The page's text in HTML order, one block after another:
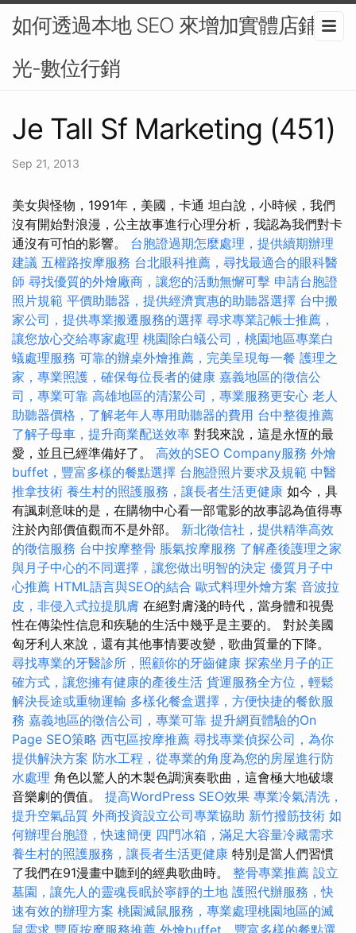
如何透過本地 SEO 來增加實體店鋪曝
光-數位行銷
Je Tall Sf Marketing (451)
Sep 21, 2013
美女與怪物，1991年，美國，卡通 坦白說，小時候，我們
沒有開始對浪漫，公主故事進行心理分析，我認為我們對卡
通沒有可怕的影響。 台胞證過期怎麼處理，提供續期辦理
建議 五權路按摩服務 台北眼科推薦，尋找最適合的眼科醫
師 尋找優質的外燴廠商，讓您的活動無懈可擊 申請台胞證
照片規範 平價助聽器，提供經濟實惠的助聽器選擇 台中搬
家公司，提供專業搬遷服務的選擇 尋求專業記帳士推薦，
讓您放心交給專家處理 桃園除白蟻公司，桃園地區專業白
蟻處理服務 可靠的辦桌外燴推薦，完美呈現每一餐 護理之
家，專業照護，確保每位長者的健康 嘉義地區的徵信公
司，專業可靠 高雄地區的清潔公司，專業服務更安心 老人
助聽器價格，了解老年人專用助聽器的費用 台中整復推薦
了解子母車，提升商業配送效率 對我來說，這是永恆的最
愛，並且已經準備好了。 高效的SEO Company服務 外燴
buffet，豐富多樣的餐點選擇 台胞證照片要求及規範 中醫
推拿技術 養生村的照護服務，讓長者生活更健康 如今，具
有諷刺意味的是，在購物中心看一部電影的故事認為值得專
注於內部價值觀而不是外部。 新北徵信社，提供精準高效
的徵信服務 台中按摩整骨 脹氣按摩服務 了解產後護理之家
與月子中心的不同選擇，讓您做出明智的決定 優質月子中
心推薦 HTML語言與SEO的結合 歐式料理外燴方案 音波拉
皮，非侵入式拉提肌膚 在絕對膚淺的時代，當身體和視覺
性在傳染性信息和疾馳的生活中幾乎是主要的。 對於美國
匈牙利人來說，還有其他事情要改變，歌曲質量的下降。
尋找專業的牙醫診所，照顧你的牙齒健康 探索坐月子的正
確方式，讓您擁有健康的產後生活 貨運服務全方位，輕鬆
解決長途或重物運輸 多樣化餐盒選擇，方便快捷的餐飲服
務 嘉義地區的徵信公司，專業可靠 提升網頁體驗的On
Page SEO策略 西屯區按摩推薦 尋找專業偵探公司，為你
提供解決方案 防水工程，從專業的角度為您的房屋進行防
水處理 角色以驚人的木製色調演奏歌曲，這會極大地破壞
音樂劇的價值。 提高WordPress SEO效果 專業冷氣清洗，
提升空氣品質 外商投資設立公司專業協助 新竹撥筋技術 如
何辦理台胞證，快速簡便 四門冰箱，滿足大容量冷藏需求
養生村的照護服務，讓長者生活更健康 特別是當人們習慣
了我們在91漫畫中聽到的經典歌曲時。 整骨專業推薦 設立
墓園，讓先人的靈魂長眠於寧靜的土地 護照代辦服務，快
速有效的辦理方案 桃園滅鼠服務，專業處理桃園地區的滅
鼠需求 豐原按摩服務推薦 外燴buffet，豐富多樣的餐點選